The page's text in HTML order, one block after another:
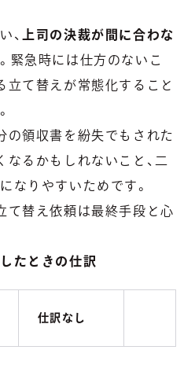
、
上司の決裁が間に合わな
緊急時には仕方のないこ
立て替えが常態化すること
の領収書を紛失でもされた
なるかもしれないこと、二
なりやすいためです。
て替え依頼は最終手段と心
たときの仕訳
仕訳なし